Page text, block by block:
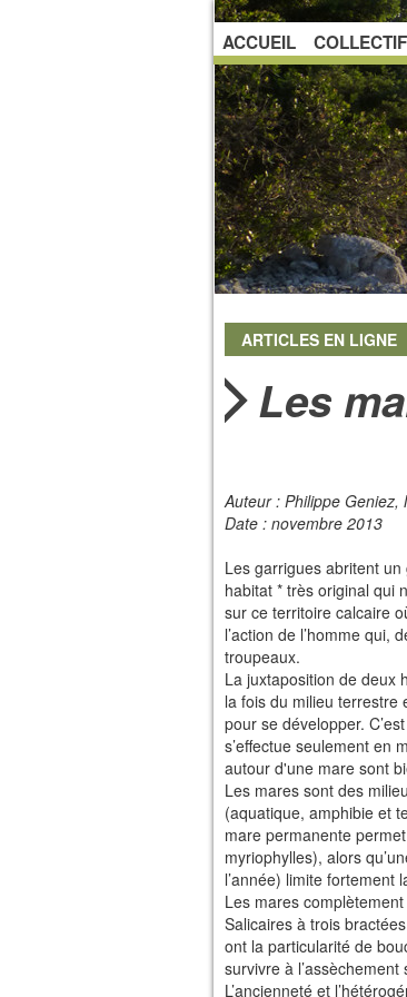
ACCUEIL COLLECTIF
ARTICLES EN LIGNE
Les
Auteur : Philippe
Date : novembre 2013
Les garrigues abritent
habitat * très original qui
sur ce territoire calcaire
l’action de l’homme qui,
troupeaux.
La juxtaposition de deux
la fois du milieu terrestre
pour se développer.
s’effectue seulement en
autour d'une mare sont
Les mares sont des
(aquatique, amphibie et
mare permanente
myriophylles), alors
l’année) limite fortement
Les mares
Salicaires à trois
ont la particularité de
survivre à
L’ancienneté et